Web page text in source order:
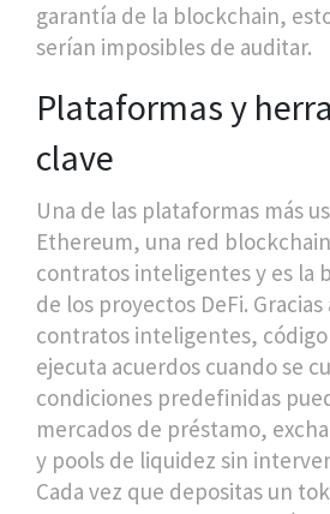
garantía de la blockchain,
serían imposibles de auditar.
Plataformas y
clave
Una de las plataformas más
Ethereum, una red
contratos inteligentes y es la
de los proyectos DeFi. Gracias
contratos inteligentes,
ejecuta acuerdos cuando se
condiciones predefinidas
mercados de préstamo,
y pools de liquidez sin
Cada vez que depositas un